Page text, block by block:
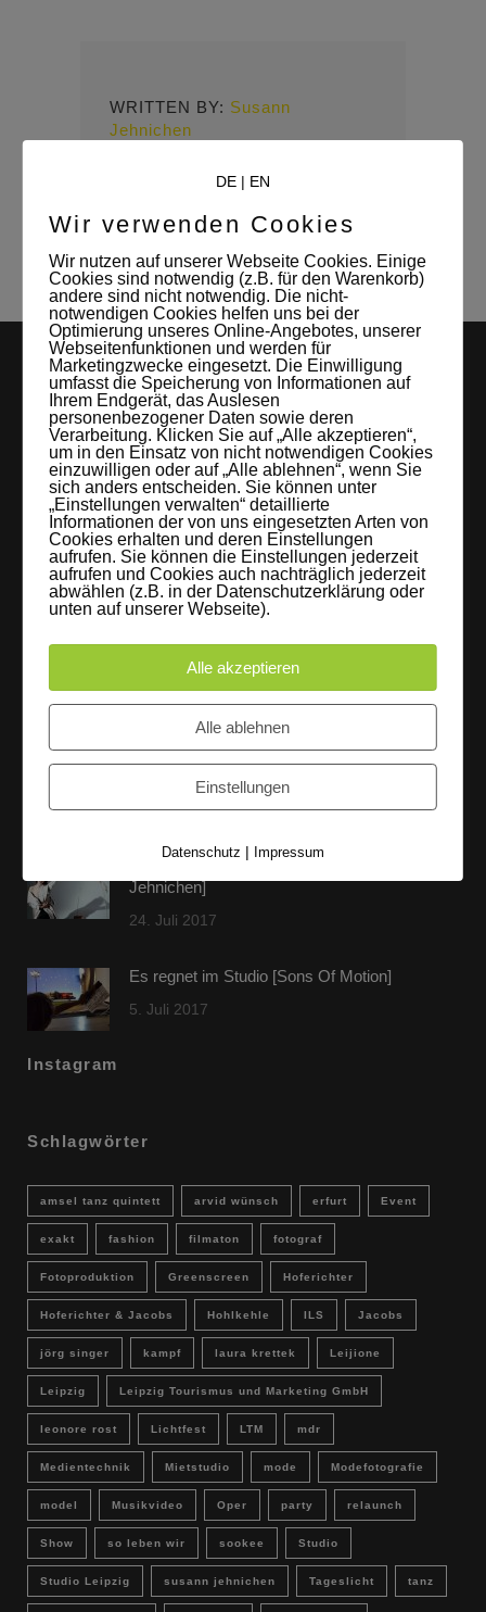
WRITTEN BY: Susann
Jehnichen
LEIPZIGS MIETSTUDIO
Hier lassen sich Foto- und Videoproduktionen aller Art in
entspannter Loftatmosphäre realisieren. Alles da, was man
braucht: Technik, Platz, Couch und Kaffee. Folgt uns!
60 Jahre WG UNITAS eG [Scholz & Heinz]
FLAMINGOCAT Premium Collection [Susann
Jehnichen]
24. Juli 2017
Es regnet im Studio [Sons Of Motion]
5. Juli 2017
Instagram
Schlagwörter
amsel tanz quintett arvid wünsch erfurt Event
exakt fashion filmaton fotograf
Fotoproduktion Greenscreen Hoferichter
Hoferichter & Jacobs Hohlkehle ILS Jacobs
jörg singer kampf laura krettek Leijione
Leipzig Leipzig Tourismus und Marketing GmbH
leonore rost Lichtfest LTM mdr
Medientechnik Mietstudio mode Modefotografie
model Musikvideo Oper party relaunch
Show so leben wir sookee Studio
Studio Leipzig susann jehnichen Tageslicht tanz
DE| EN
Wir verwenden Cookies
Wir nutzen auf unserer Webseite Cookies. Einige
Cookies sind notwendig (z.B. für den Warenkorb)
andere sind nicht notwendig. Die nicht-
notwendigen Cookies helfen uns bei der
Optimierung unseres Online-Angebotes, unserer
Webseitenfunktionen und werden für
Marketingzwecke eingesetzt. Die Einwilligung
umfasst die Speicherung von Informationen auf
Ihrem Endgerät, das Auslesen
personenbezogener Daten sowie deren
Verarbeitung. Klicken Sie auf „Alle akzeptieren“,
um in den Einsatz von nicht notwendigen Cookies
einzuwilligen oder auf „Alle ablehnen“, wenn Sie
sich anders entscheiden. Sie können unter
„Einstellungen verwalten“ detaillierte
Informationen der von uns eingesetzten Arten von
Cookies erhalten und deren Einstellungen
aufrufen. Sie können die Einstellungen jederzeit
aufrufen und Cookies auch nachträglich jederzeit
abwählen (z.B. in der Datenschutzerklärung oder
unten auf unserer Webseite).
Alle akzeptieren
Alle ablehnen
Einstellungen
Datenschutz | Impressum